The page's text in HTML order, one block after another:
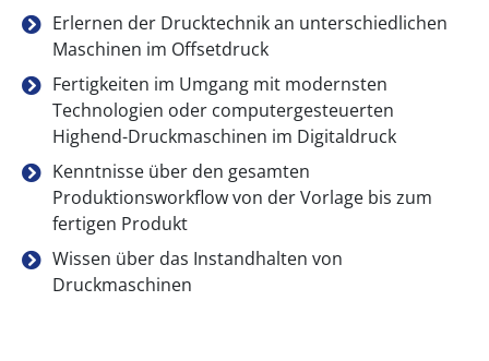
Erlernen der Drucktechnik an unterschiedlichen
Maschinen im Offsetdruck
Fertigkeiten im Umgang mit modernsten
Technologien oder computergesteuerten
Highend-Druckmaschinen im Digitaldruck
Kenntnisse über den gesamten
Produktionsworkflow von der Vorlage bis zum
fertigen Produkt
Wissen über das Instandhalten von
Druckmaschinen